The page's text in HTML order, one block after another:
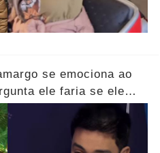
se emociona ao
ele faria se ele
o seu pai.... Ver mais